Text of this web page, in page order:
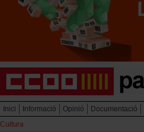
Inici Informació Opinió Documentació
Cultura